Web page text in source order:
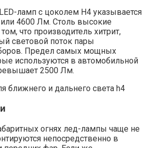
ламп с цоколем H4 указывается
или 4600 Лм. Столь высокие
что производитель хитрит,
световой поток пары
Предел самых мощных
используются в автомобильной
2500 Лм.
огнях лед-лампы чаще не
непосредственно в